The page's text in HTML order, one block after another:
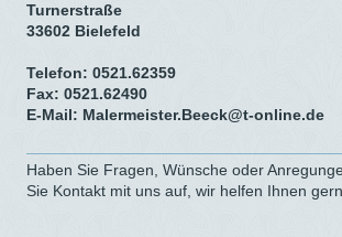
Turnerstraße
33602 Bielefeld
Telefon: 0521.62359
Fax: 0521.62490
E-Mail:​​ Malermeister.Beeck@t-online.de
Haben Sie Fragen, Wünsche oder
Sie Kontakt mit uns auf, wir helfen Ihnen